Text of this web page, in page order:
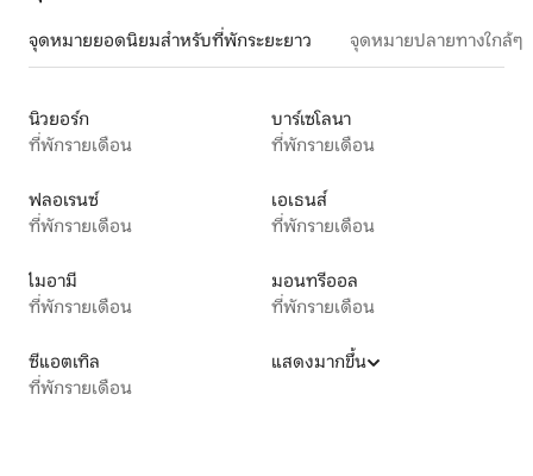
จุดหมายยอดนิยมสำหรับที่พักระยะยาว จุดหมายปลายทางใกล้ๆ
นิวยอร์ก
ที่พักรายเดือน
บาร์เซโลนา
ที่พักรายเดือน
ฟลอเรนซ์
ที่พักรายเดือน
เอเธนส์
ที่พักรายเดือน
ไมอามี
ที่พักรายเดือน
มอนทรีออล
ที่พักรายเดือน
ซีแอตเทิล
ที่พักรายเดือน
แสดงมากขึ้น